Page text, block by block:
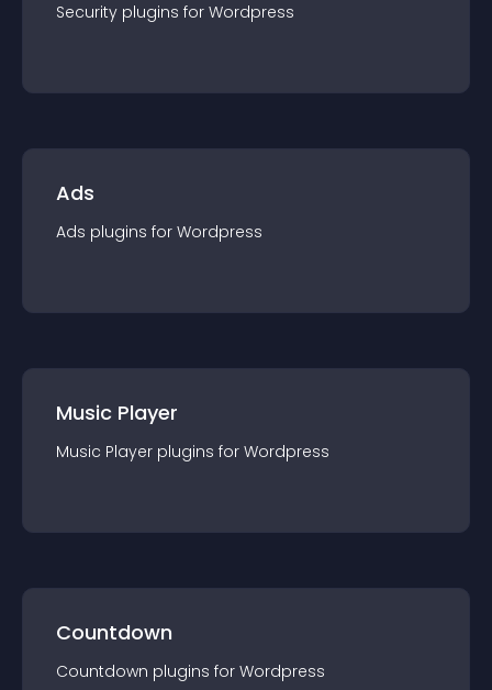
Security plugins for Wordpress
Ads
Ads plugins for Wordpress
Music Player
Music Player plugins for Wordpress
Countdown
Countdown plugins for Wordpress